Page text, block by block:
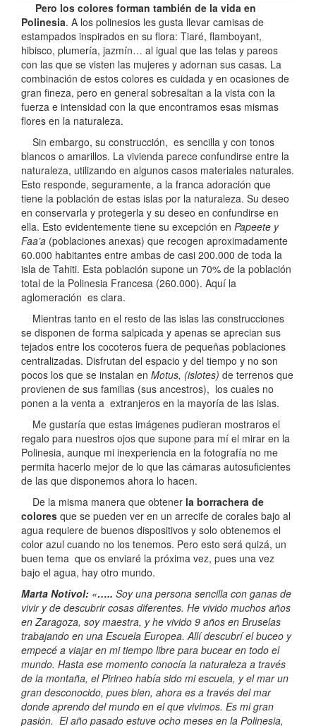
Pero los colores forman también de la vida en
Polinesia. A los polinesios les gusta llevar camisas de
estampados inspirados en su flora: Tiaré, flamboyant,
hibisco, plumería, jazmín… al igual que las telas y pareos
con las que se visten las mujeres y adornan sus casas. La
combinación de estos colores es cuidada y en ocasiones de
gran fineza, pero en general sobresaltan a la vista con la
fuerza e intensidad con la que encontramos esas mismas
flores en la naturaleza.
Sin embargo, su construcción, es sencilla y con tonos
blancos o amarillos. La vivienda parece confundirse entre la
naturaleza, utilizando en algunos casos materiales naturales.
Esto responde, seguramente, a la franca adoración que
tiene la población de estas islas por la naturaleza. Su deseo
en conservarla y protegerla y su deseo en confundirse en
ella. Esto evidentemente tiene su excepción en Papeete y
Faa’a (poblaciones anexas) que recogen aproximadamente
60.000 habitantes entre ambas de casi 200.000 de toda la
isla de Tahiti. Esta población supone un 70% de la población
total de la Polinesia Francesa (260.000). Aquí la
aglomeración es clara.
Mientras tanto en el resto de las islas las construcciones
se disponen de forma salpicada y apenas se aprecian sus
tejados entre los cocoteros fuera de pequeñas poblaciones
centralizadas. Disfrutan del espacio y del tiempo y no son
pocos los que se instalan en Motus, (islotes) de terrenos que
provienen de sus familias (sus ancestros), los cuales no
ponen a la venta a extranjeros en la mayoría de las islas.
Me gustaría que estas imágenes pudieran mostraros el
regalo para nuestros ojos que supone para mí el mirar en la
Polinesia, aunque mi inexperiencia en la fotografía no me
permita hacerlo mejor de lo que las cámaras autosuficientes
de las que disponemos ahora lo hacen.
De la misma manera que obtener la borrachera de
colores que se pueden ver en un arrecife de corales bajo al
agua requiere de buenos dispositivos y solo obtenemos el
color azul cuando no los tenemos. Pero esto será quizá, un
buen tema que os enviaré la próxima vez, pues una vez
bajo el agua, hay otro mundo.
Marta Notivol: «….. Soy una persona sencilla con ganas de
vivir y de descubrir cosas diferentes. He vivido muchos años
en Zaragoza, soy maestra, y he vivido 9 años en Bruselas
trabajando en una Escuela Europea. Allí descubrí el buceo y
empecé a viajar en mi tiempo libre para bucear en todo el
mundo. Hasta ese momento conocía la naturaleza a través
de la montaña, el Pirineo había sido mi escuela, y el mar un
gran desconocido, pues bien, ahora es a través del mar
donde aprendo del mundo en el que vivimos. Es mi gran
pasión. El año pasado estuve ocho meses en la Polinesia,